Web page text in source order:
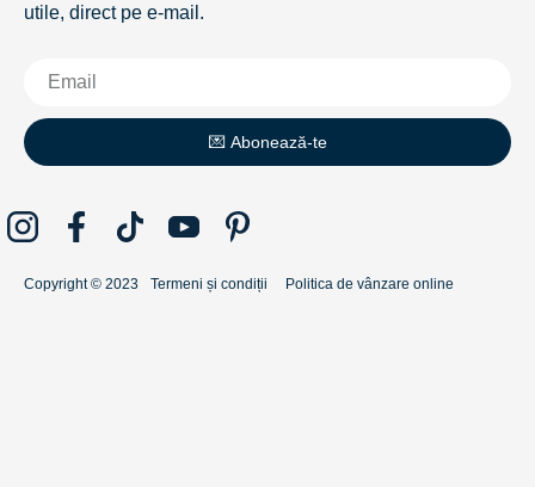
utile, direct pe e-mail.
💌 Abonează-te
Copyright © 2023 Termeni și condiții Politica de vânzare online